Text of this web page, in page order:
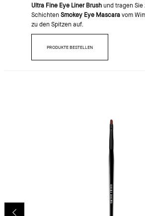
Ultra Fine Eye Liner Brushund tragen Sie
Schichten Smokey Eye Mascaravom
zu den Spitzen auf.
PRODUKTE BESTELLEN